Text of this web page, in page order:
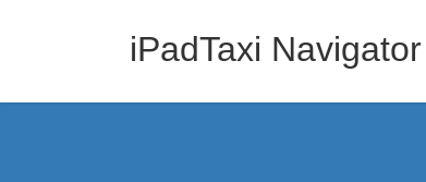
iPadTaxi Navigator